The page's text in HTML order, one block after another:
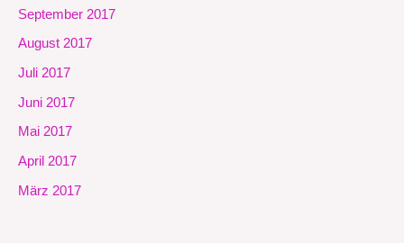
September 2017
August 2017
Juli 2017
Juni 2017
Mai 2017
April 2017
März 2017